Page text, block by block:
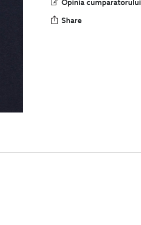
Opinia cumparatorului
Share